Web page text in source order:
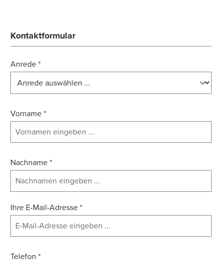
Kontaktformular
Anrede*
Vorname*
Nachname*
Ihre E-Mail-Adresse*
Telefon *